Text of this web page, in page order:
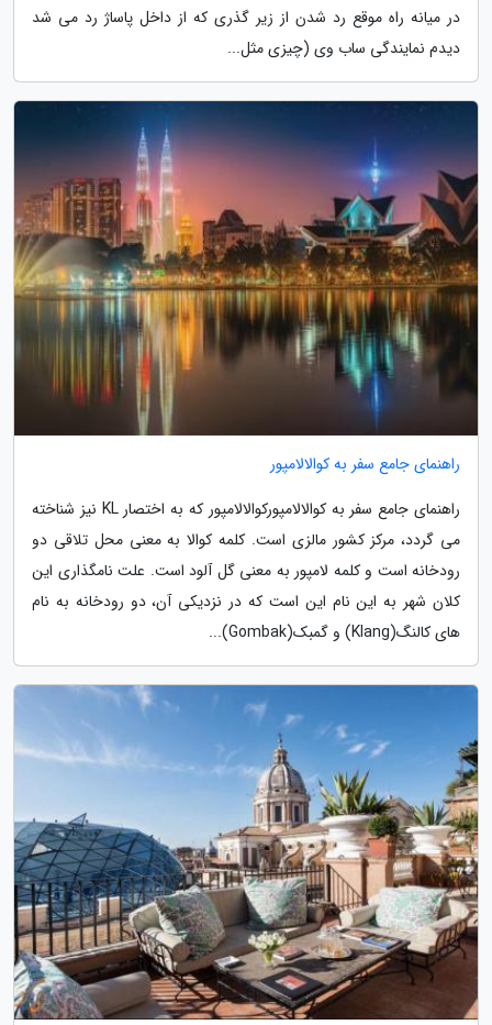
در میانه راه موقع رد شدن از زیر گذری که از داخل پاساژ رد می شد
دیدم نمایندگی ساب وی (چیزی مثل...
راهنمای جامع سفر به کوالالامپور
راهنمای جامع سفر به کوالالامپورکوالالامپور که به اختصار KL نیز شناخته
می گردد، مرکز کشور مالزی است. کلمه کوالا به معنی محل تلاقی دو
رودخانه است و کلمه لامپور به معنی گل آلود است. علت نامگذاری این
کلان شهر به این نام این است که در نزدیکی آن، دو رودخانه به نام
های کالنگ(Klang) و گمبک(Gombak)...